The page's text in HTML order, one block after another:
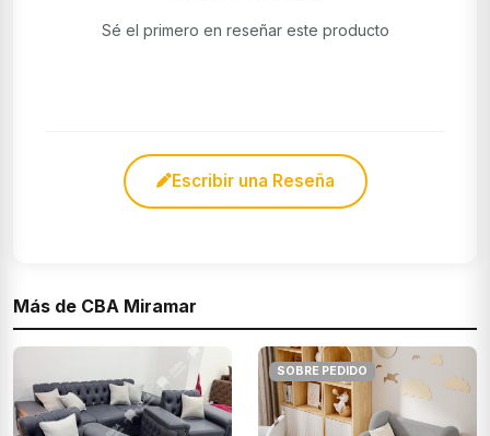
Sé el primero en reseñar este producto
Escribir una Reseña
Más de CBA Miramar
SOBRE PEDIDO